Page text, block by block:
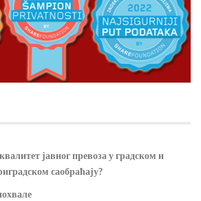
јавног превоза у градском и
саобраћају?